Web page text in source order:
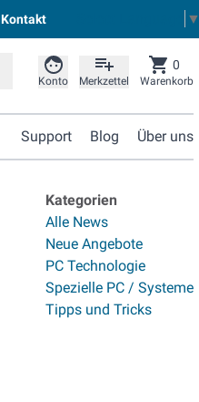
Kontakt ▼
Konto Merkzettel Warenkorb
0
Support Blog Über uns
Kategorien
Alle News
Neue Angebote
PC Technologie
Spezielle PC / Systeme
Tipps und Tricks